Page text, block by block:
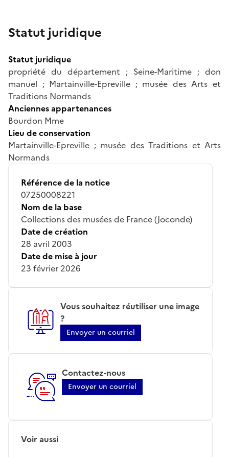
Statut juridique
Statut juridique
propriété du département ; Seine-Maritime ; don
manuel ; Martainville-Epreville ; musée des Arts et
Traditions Normands
Anciennes appartenances
Bourdon Mme
Lieu de conservation
Martainville-Epreville ; musée des Traditions et Arts
Normands
Référence de la notice
07250008221
Nom de la base
Collections des musées de France (Joconde)
Date de création
28 avril 2003
Date de mise à jour
23 février 2026
Vous souhaitez réutiliser une image
?
Envoyer un courriel
Contactez-nous
Envoyer un courriel
Voir aussi